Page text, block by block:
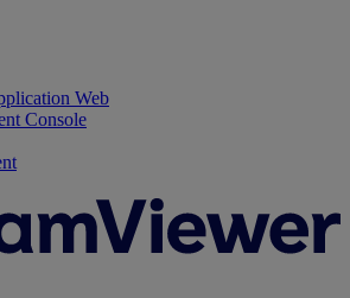
Web
Console